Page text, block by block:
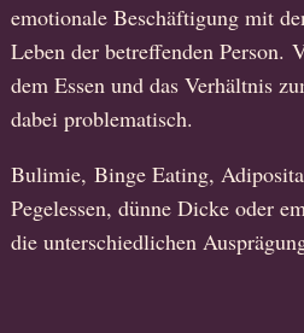
emotionale Beschäftigung mit
Leben der betreffenden Person.
dem Essen und das Verhältnis
dabei problematisch.
Bulimie, Binge Eating,
Pegelessen, dünne Dicke oder
die unterschiedlichen